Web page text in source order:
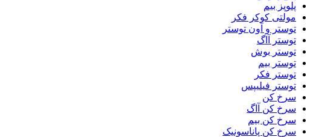
پلوپز بیم
مولتی کوکر فکر
توستر و آون توستر
توستر آاگ
توستر بوش
توستر بیم
توستر فکر
توستر فیلیپس
سرخ کن
سرخ کن آاگ
سرخ کن بیم
سرخ کن پاناسونیک